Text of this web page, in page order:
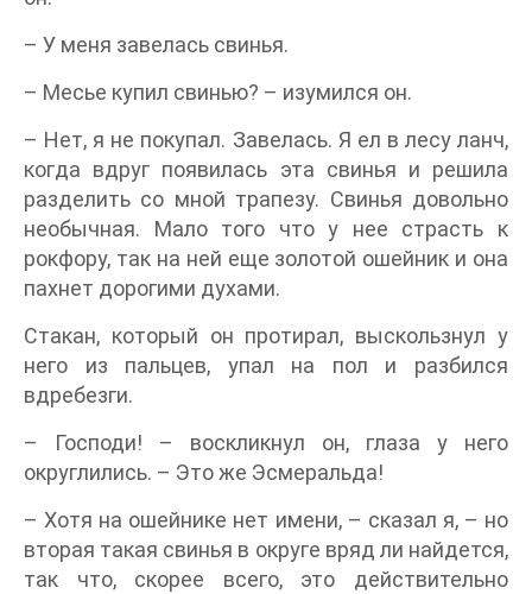
– У меня завелась свинья.
– Месье купил свинью? – изумился он.
– Нет, я не покупал. Завелась. Я ел в лесу ланч,
когда вдруг появилась эта свинья и решила
разделить со мной трапезу. Свинья довольно
необычная. Мало того что у нее страсть к
рокфору, так на ней еще золотой ошейник и она
пахнет дорогими духами.
Стакан, который он протирал, выскользнул у
него из пальцев, упал на пол и разбился
вдребезги.
– Господи! – воскликнул он, глаза у него
округлились. – Это же Эсмеральда!
– Хотя на ошейнике нет имени, – сказал я, – но
вторая такая свинья в округе вряд ли найдется,
так что, скорее всего, это действительно